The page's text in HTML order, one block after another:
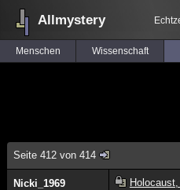
Allmystery
Menschen Wissenschaft
Seite 412 von 414
Nicki_1969